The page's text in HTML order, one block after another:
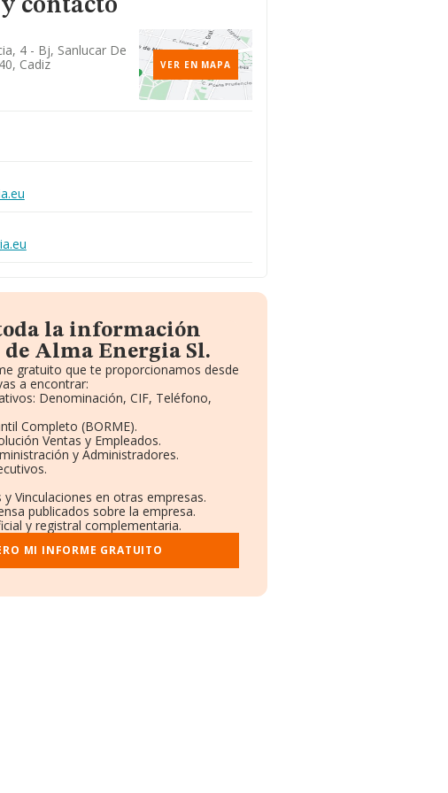
contacto
4 - Bj, Sanlucar De
Cadiz
VER EN MAPA
la información
Alma Energia Sl.
gratuito que te proporcionamos desde
a encontrar:
Denominación, CIF, Teléfono,
Completo (BORME).
Ventas y Empleados.
y Administradores.
y Vinculaciones en otras empresas.
publicados sobre la empresa.
y registral complementaria.
MI INFORME GRATUITO